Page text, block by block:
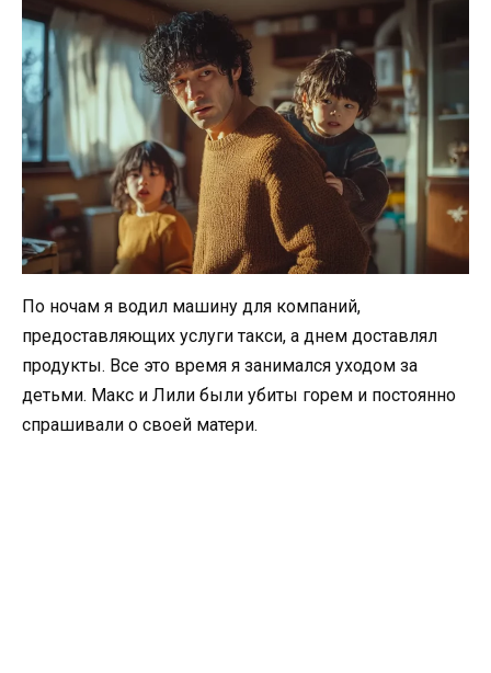
По ночам я водил машину для компаний,
предоставляющих услуги такси, а днем доставлял
продукты. Все это время я занимался уходом за
детьми. Макс и Лили были убиты горем и постоянно
спрашивали о своей матери.